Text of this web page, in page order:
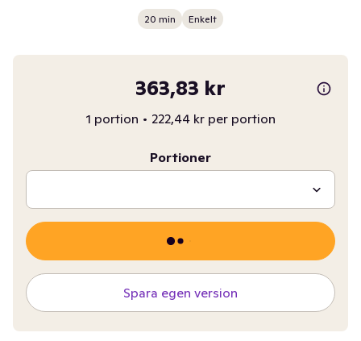
20 min Enkelt
363,83 kr
1 portion • 222,44 kr per portion
Portioner
Spara egen version